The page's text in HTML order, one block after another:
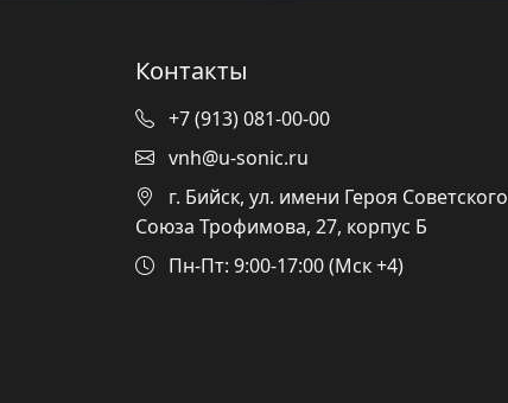
Контакты
+7 (913) 081-00-00
vnh@u-sonic.ru
г. Бийск, ул. имени Героя Советского
Союза Трофимова, 27, корпус Б
Пн-Пт: 9:00-17:00 (Мск +4)